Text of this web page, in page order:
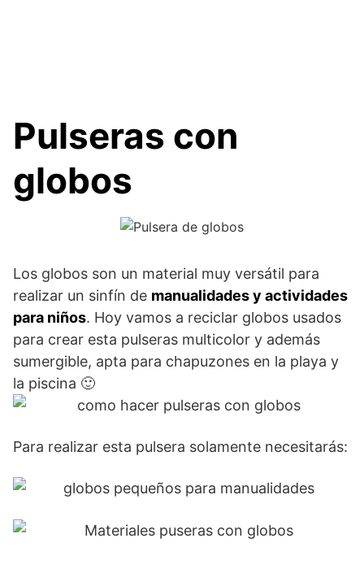
Pulseras con
globos
Los globos son un material muy versátil para
realizar un sinfín de manualidades y actividades
para niños. Hoy vamos a reciclar globos usados
para crear esta pulseras multicolor y además
sumergible, apta para chapuzones en la playa y
la piscina 🙂
Para realizar esta pulsera solamente necesitarás: